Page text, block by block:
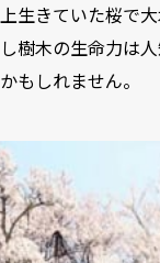
上生きていた桜で
し樹木の生命力は
かもしれません。